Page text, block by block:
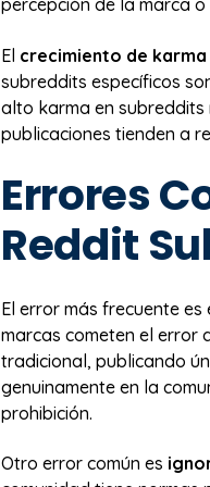
percepción de la marca o
El crecimiento de karma
subreddits específicos
alto karma en
publicaciones tienden a
Errores
Reddit
El error más frecuente es
marcas cometen el error
tradicional, publicando
genuinamente en la
prohibición.
Otro error común es